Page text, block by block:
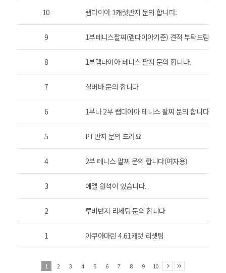
10 랩다이아 1캐럿반지 문의 합니다.
9 1부테니스팔찌(랩다이아기준) 견적 부탁드립니다.
8 1부랩다이아 테니스 팔지 문의 합니다.
7 실버바 문의 합니다
6 1부나 2부 랩다이아 테니스 팔찌 문의 합니다.
5 PT반지 문의 드려요
4 2부 테니스 팔찌 문의 합니다(여자용)
3 에멜 원석이 있습니다.
2 루비반지 리세팅 문의 합니다
1 아쿠아마린 4.61캐럿 리셋팅
1 2 3 4 5 6 7 8 9 10